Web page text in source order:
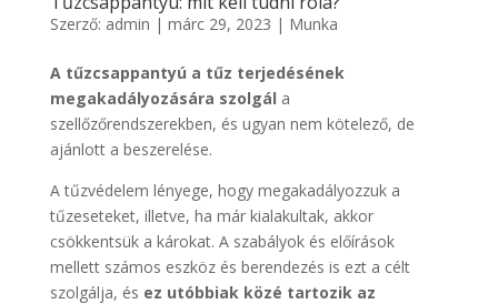
Szerző: admin | márc 29, 2023 | Munka
A tűzcsappantyú a tűz terjedésének
megakadályozására szolgál a
szellőzőrendszerekben, és ugyan nem kötelező, de
ajánlott a beszerelése.
A tűzvédelem lényege, hogy megakadályozzuk a
tűzeseteket, illetve, ha már kialakultak, akkor
csökkentsük a károkat. A szabályok és előírások
mellett számos eszköz és berendezés is ezt a célt
szolgálja, és ez utóbbiak közé tartozik az